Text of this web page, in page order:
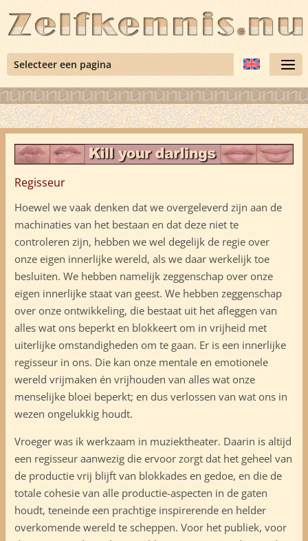
Selecteer een pagina
Regisseur
Hoewel we vaak denken dat we overgeleverd zijn aan de
machinaties van het bestaan en dat deze niet te
controleren zijn, hebben we wel degelijk de regie over
onze eigen innerlijke wereld, als we daar werkelijk toe
besluiten. We hebben namelijk zeggenschap over onze
eigen innerlijke staat van geest. We hebben zeggenschap
over onze ontwikkeling, die bestaat uit het afleggen van
alles wat ons beperkt en blokkeert om in vrijheid met
uiterlijke omstandigheden om te gaan. Er is een innerlijke
regisseur in ons. Die kan onze mentale en emotionele
wereld vrijmaken én vrijhouden van alles wat onze
menselijke bloei beperkt; en dus verlossen van wat ons in
wezen ongelukkig houdt.
Vroeger was ik werkzaam in muziektheater. Daarin is altijd
een regisseur aanwezig die ervoor zorgt dat het geheel van
de productie vrij blijft van blokkades en gedoe, en die de
totale cohesie van alle productie-aspecten in de gaten
houdt, teneinde een prachtige inspirerende en helder
overkomende wereld te scheppen. Voor het publiek, voor